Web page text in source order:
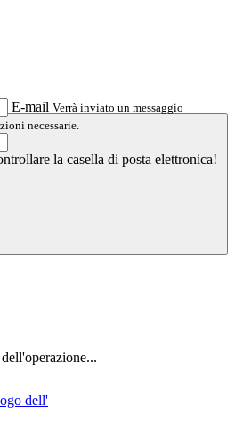
E-mail Verrà inviato un messaggio
necessarie.
la casella di posta elettronica!